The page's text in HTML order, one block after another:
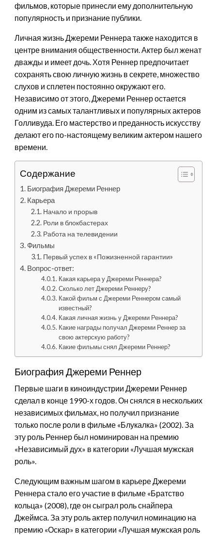
фильмов, которые принесли ему дополнительную
популярность и признание публики.
Личная жизнь Джереми Реннера также находится в
центре внимания общественности. Актер был женат
дважды и имеет дочь. Хотя Реннер предпочитает
сохранять свою личную жизнь в секрете, множество
слухов и сплетен постоянно окружают его.
Независимо от этого, Джереми Реннер остается
одним из самых талантливых и популярных актеров
Голливуда. Его мастерство и преданность искусству
делают его по-настоящему великим актером нашего
времени.
Содержание
Биография Джереми Реннер
Карьера
Начало и прорыв
Роли в блокбастерах
Работа на телевидении
Фильмы
Первый успех в «Пожизненной гарантии»
Вопрос-ответ:
Какая карьера у Джереми Реннера?
Сколько лет Джереми Реннеру?
Какой фильм с Джереми Реннером самый
известный?
Какая личная жизнь у Джереми Реннера?
Какие награды получал Джереми Реннер за
свою актерскую работу?
Какие фильмы снял Джереми Реннер?
Биография Джереми Реннер
Первые шаги в киноиндустрии Джереми Реннер
сделал в конце 1990-х годов. Он снялся в нескольких
независимых фильмах, но получил признание
только после роли в фильме «Блукалка» (2002). За
эту роль Реннер был номинирован на премию
«Независимый дух» в категории «Лучшая мужская
роль».
Следующим важным шагом в карьере Джереми
Реннера стало его участие в фильме «Братство
кольца» (2008), где он сыграл роль снайпера
Джеймса. За эту роль актер получил номинацию на
премию «Оскар» в категории «Лучшая мужская роль